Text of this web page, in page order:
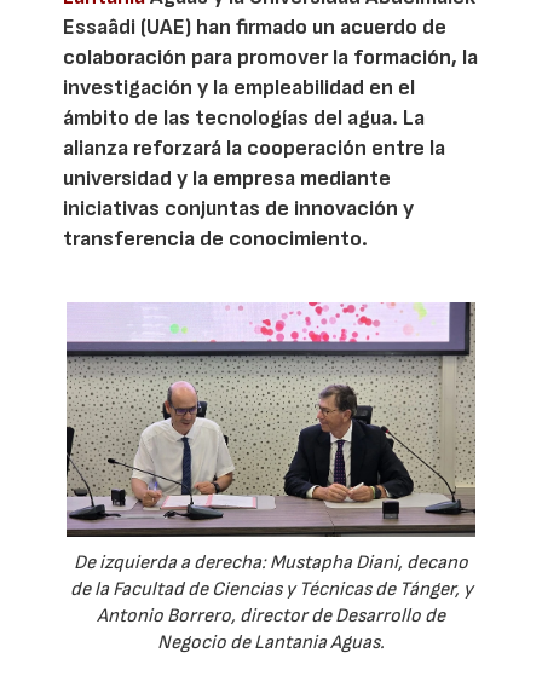
Essaâdi (UAE) han firmado un acuerdo de
colaboración para promover la formación, la
investigación y la empleabilidad en el
ámbito de las tecnologías del agua. La
alianza reforzará la cooperación entre la
universidad y la empresa mediante
iniciativas conjuntas de innovación y
transferencia de conocimiento.
De izquierda a derecha: Mustapha Diani, decano
de la Facultad de Ciencias y Técnicas de Tánger, y
Antonio Borrero, director de Desarrollo de
Negocio de Lantania Aguas.